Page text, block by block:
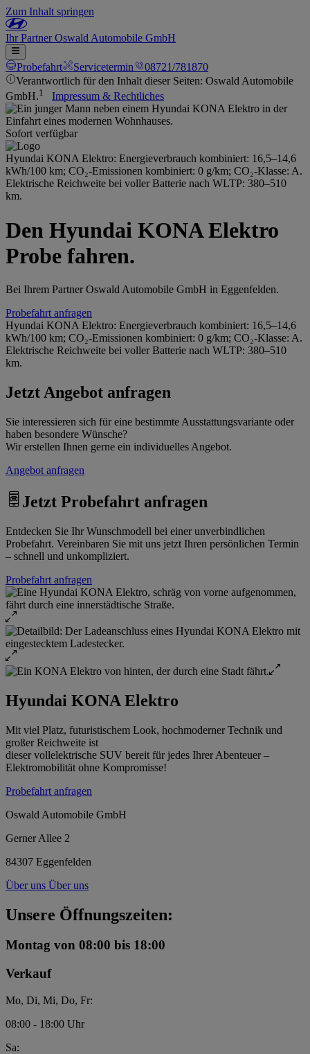
Zum Inhalt springen
IhrPartnerOswald Automobile GmbH
Probefahrt Servicetermin
08721/781870
Verantwortlich für den Inhalt dieser Seiten: Oswald Automobile
GmbH.1 Impressum & Rechtliches
Sofort verfügbar
Hyundai KONA Elektro: Energieverbrauch kombiniert: 16,5–14,6
kWh/100 km; CO₂-Emissionen kombiniert: 0 g/km; CO₂-Klasse: A.
Elektrische Reichweite bei voller Batterie nach WLTP: 380–510
km.
Den Hyundai KONA Elektro
Probe fahren.
Bei Ihrem Partner Oswald Automobile GmbH in Eggenfelden.
Probefahrt anfragen
Hyundai KONA Elektro: Energieverbrauch kombiniert: 16,5–14,6
kWh/100 km; CO₂-Emissionen kombiniert: 0 g/km; CO₂-Klasse: A.
Elektrische Reichweite bei voller Batterie nach WLTP: 380–510
km.
Jetzt Angebot anfragen
Sie interessieren sich für eine bestimmte Ausstattungsvariante oder
haben besondere Wünsche?
Wir erstellen Ihnen gerne ein individuelles Angebot.
Angebot anfragen
Jetzt Probefahrt anfragen
Entdecken Sie Ihr Wunschmodell bei einer unverbindlichen
Probefahrt. Vereinbaren Sie mit uns jetzt Ihren persönlichen Termin
– schnell und unkompliziert.
Probefahrt anfragen
Hyundai KONA Elektro
Mit viel Platz, futuristischem Look, hochmoderner Technik und
großer Reichweite ist
dieser vollelektrische SUV bereit für jedes Ihrer Abenteuer –
Elektromobilität ohne Kompromisse!
Probefahrt anfragen
Oswald Automobile GmbH
Gerner Allee 2
84307 Eggenfelden
Über uns Über uns
Unsere Öffnungszeiten:
Montag von 08:00 bis 18:00
Verkauf
Mo, Di, Mi, Do, Fr:
08:00 - 18:00 Uhr
Sa: